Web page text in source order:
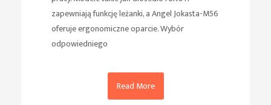
zapewniają funkcję leżanki, a Angel Jokasta-M56
oferuje ergonomiczne oparcie. Wybór
odpowiedniego
Read More